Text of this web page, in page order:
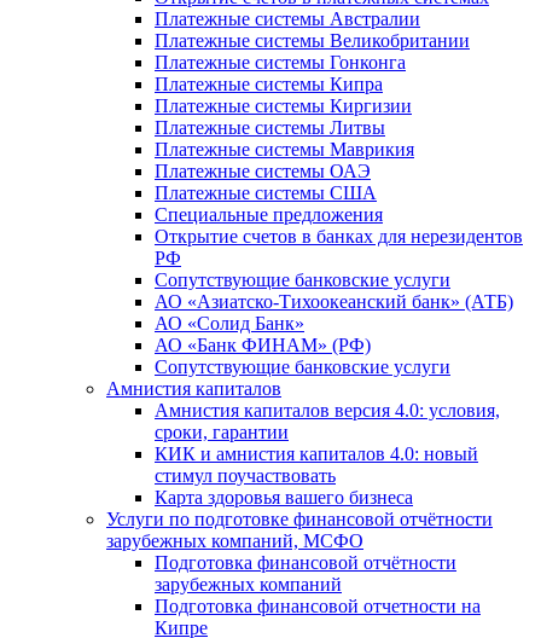
Платежные системы Австралии
Платежные системы Великобритании
Платежные системы Гонконга
Платежные системы Кипра
Платежные системы Киргизии
Платежные системы Литвы
Платежные системы Маврикия
Платежные системы ОАЭ
Платежные системы США
Специальные предложения
Открытие счетов в банках для нерезидентов
РФ
Сопутствующие банковские услуги
АО «Азиатско-Тихоокеанский банк» (АТБ)
АО «Солид Банк»
АО «Банк ФИНАМ» (РФ)
Сопутствующие банковские услуги
Амнистия капиталов
Амнистия капиталов версия 4.0: условия,
сроки, гарантии
КИК и амнистия капиталов 4.0: новый
стимул поучаствовать
Карта здоровья вашего бизнеса
Услуги по подготовке финансовой отчётности
зарубежных компаний, МСФО
Подготовка финансовой отчётности
зарубежных компаний
Подготовка финансовой отчетности на
Кипре